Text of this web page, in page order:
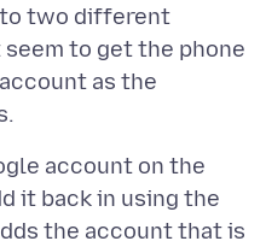
to two different
to get the phone
as the
account on the
it back in using the
the account that is